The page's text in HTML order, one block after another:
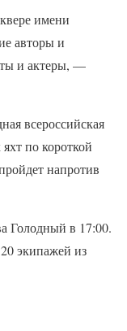
имени
авторы и
и актеры, —
всероссийская
по короткой
напротив
Голодный в 17:00.
экипажей из